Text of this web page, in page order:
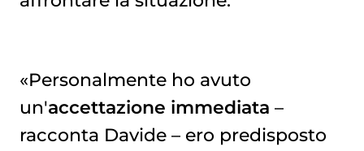
«Personalmente ho avuto
un'accettazione immediata –
racconta Davide – ero predisposto